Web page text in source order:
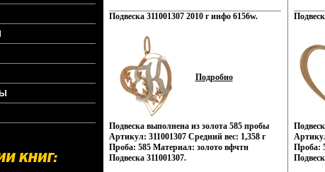
Подвеска 311001307 2010 г инфо 6156w.
Подробно
Подвеска выполнена из золота 585 пробы
Артикул: 311001307 Средний вес: 1,358 г
Проба: 585 Материал: золото вфчтн
Подвеска 311001307.
Проба: